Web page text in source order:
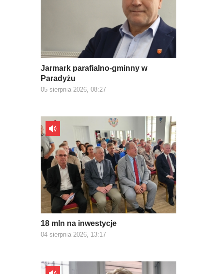
Jarmark parafialno-gminny w
Paradyżu
05 sierpnia 2026, 08:27
18 mln na inwestycje
04 sierpnia 2026, 13:17